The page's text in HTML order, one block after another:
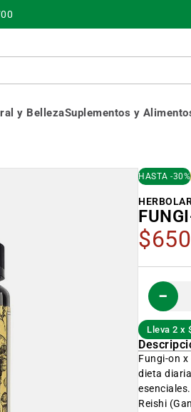
y BellezaSuplementos y
Precio
HASTA -30%
Lleva 2 x
Fungi-on
dieta
Reishi (